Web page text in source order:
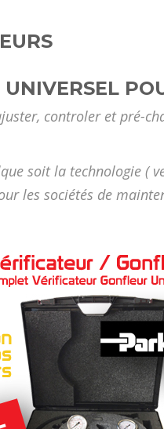
controler et pré-
soit la technologie (
les sociétés de